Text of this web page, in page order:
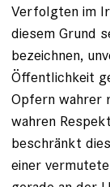
Verfolgten im
diesem Grund
bezeichnen,
Öffentlichkeit
Opfern wahrer
wahren
beschränkt
einer